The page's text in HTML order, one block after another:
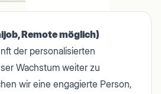
Remote möglich)
der personalisierten
Wachstum weiter zu
wir eine engagierte Person,